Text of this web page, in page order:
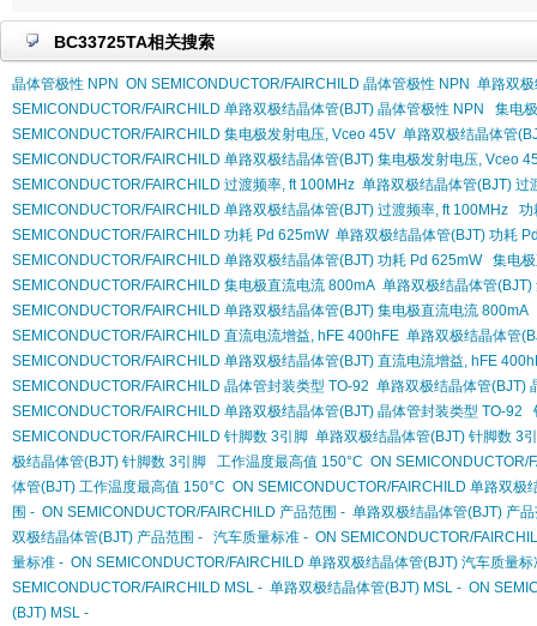
BC33725TA相关搜索
晶体管极性 NPN ON SEMICONDUCTOR/FAIRCHILD 晶体管极性 NPN 单路双
SEMICONDUCTOR/FAIRCHILD 单路双极结晶体管(BJT) 晶体管极性 NPN
集电
SEMICONDUCTOR/FAIRCHILD 集电极发射电压, Vceo 45V 单路双极结晶体管
SEMICONDUCTOR/FAIRCHILD 单路双极结晶体管(BJT) 集电极发射电压, Vceo
SEMICONDUCTOR/FAIRCHILD 过渡频率, ft 100MHz 单路双极结晶体管(BJT) 过
SEMICONDUCTOR/FAIRCHILD 单路双极结晶体管(BJT) 过渡频率, ft 100MHz
功
SEMICONDUCTOR/FAIRCHILD 功耗 Pd 625mW 单路双极结晶体管(BJT) 功耗
SEMICONDUCTOR/FAIRCHILD 单路双极结晶体管(BJT) 功耗 Pd 625mW
集电
SEMICONDUCTOR/FAIRCHILD 集电极直流电流 800mA 单路双极结晶体管
SEMICONDUCTOR/FAIRCHILD 单路双极结晶体管(BJT) 集电极直流电流 800mA
SEMICONDUCTOR/FAIRCHILD 直流电流增益, hFE 400hFE 单路双极结晶体管
SEMICONDUCTOR/FAIRCHILD 单路双极结晶体管(BJT) 直流电流增益, hFE
SEMICONDUCTOR/FAIRCHILD 晶体管封装类型 TO-92 单路双极结晶体管(BJT)
SEMICONDUCTOR/FAIRCHILD 单路双极结晶体管(BJT) 晶体管封装类型 TO-92
SEMICONDUCTOR/FAIRCHILD 针脚数 3引脚 单路双极结晶体管(BJT) 针脚数 3
极结晶体管(BJT) 针脚数 3引脚
工作温度最高值 150°C ON SEMICONDUCTOR/
体管(BJT) 工作温度最高值 150°C ON SEMICONDUCTOR/FAIRCHILD 单路双极
围 - ON SEMICONDUCTOR/FAIRCHILD 产品范围 - 单路双极结晶体管(BJT) 产
双极结晶体管(BJT) 产品范围 -
汽车质量标准 - ON SEMICONDUCTOR/
量标准 - ON SEMICONDUCTOR/FAIRCHILD 单路双极结晶体管(BJT) 汽车质量标
SEMICONDUCTOR/FAIRCHILD MSL - 单路双极结晶体管(BJT) MSL - ON
(BJT) MSL -